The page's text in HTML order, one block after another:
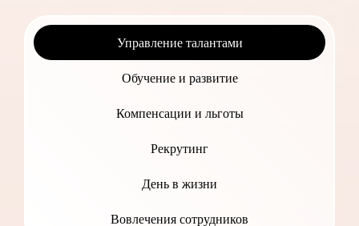
Управление талантами
Обучение и развитие
Компенсации и льготы
Рекрутинг
День в жизни
Вовлечения сотрудников